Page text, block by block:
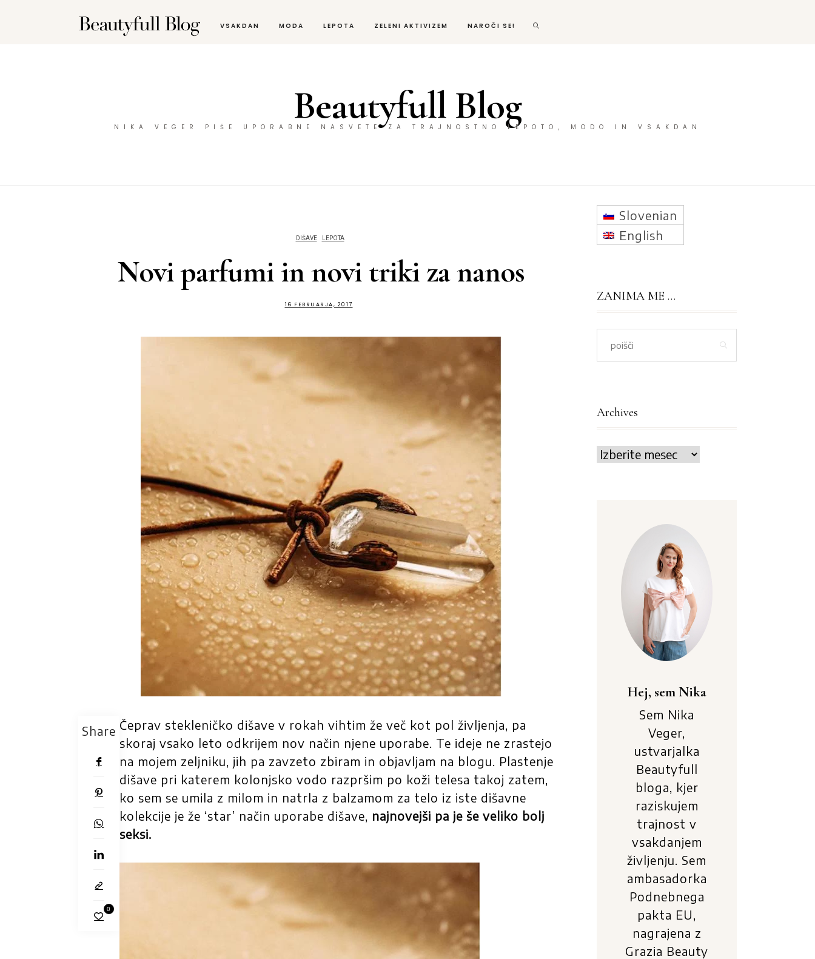
VSAKDAN MODA LEPOTA ZELENI AKTIVIZEM NAROČI SE!
Beautyfull Blog
NIKA VEGER PIŠE UPORABNE NASVETE ZA TRAJNOSTNO LEPOTO, MODO IN VSAKDAN
DIŠAVE LEPOTA
Novi parfumi in novi triki za nanos
16 FEBRUARJA, 2017
Share
0
Čeprav stekleničko dišave v rokah vihtim že več kot pol življenja, pa
skoraj vsako leto odkrijem nov način njene uporabe. Te ideje ne zrastejo
na mojem zeljniku, jih pa zavzeto zbiram in objavljam na blogu. Plastenje
dišave pri katerem kolonjsko vodo razpršim po koži telesa takoj zatem,
ko sem se umila z milom in natrla z balzamom za telo iz iste dišavne
kolekcije je že ‘star’ način uporabe dišave, najnovejši pa je še veliko bolj
seksi.
Slovenian
English
ZANIMA ME …
Archives
Hej, sem Nika
Sem Nika
Veger,
ustvarjalka
Beautyfull
bloga, kjer
raziskujem
trajnost v
vsakdanjem
življenju. Sem
ambasadorka
Podnebnega
pakta EU,
nagrajena z
Grazia Beauty